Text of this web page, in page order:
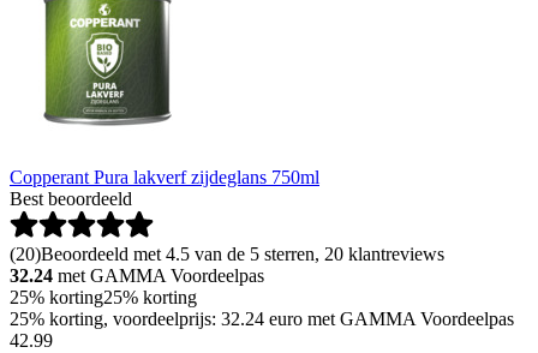
Copperant Pura lakverf zijdeglans 750ml
Best beoordeeld
(20)Beoordeeld met 4.5 van de 5 sterren, 20 klantreviews
32.24 met GAMMA Voordeelpas
25% korting25% korting
25% korting, voordeelprijs: 32.24 euro met GAMMA Voordeelpas
42.99